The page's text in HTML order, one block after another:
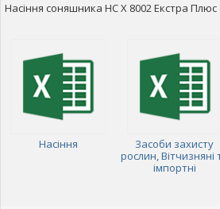
Насіння соняшника НС Х 8002 Екстра Плюс
Насіння
Засоби захисту
рослин, Вітчизняні
імпортні